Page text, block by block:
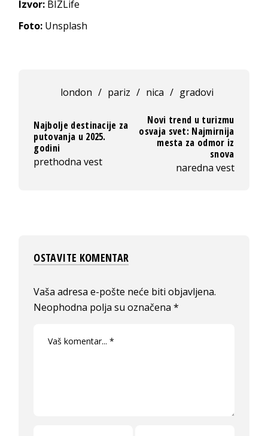
Izvor: BIZLife
Foto: Unsplash
london / pariz / nica / gradovi
Najbolje destinacije za
putovanja u 2025.
godini
prethodna vest
Novi trend u turizmu
osvaja svet: Najmirnija
mesta za odmor iz
snova
naredna vest
OSTAVITE KOMENTAR
Vaša adresa e-pošte neće biti objavljena.
Neophodna polja su označena*